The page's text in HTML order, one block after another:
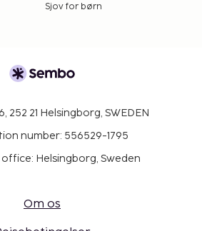
Sjov for børn
252 21 Helsingborg, SWEDEN
number: 556529-1795
Helsingborg, Sweden
Om os